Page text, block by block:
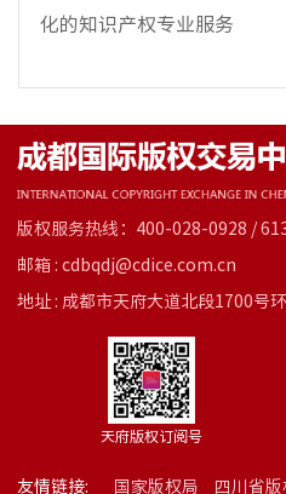
化的知识产权专业服务
版权服务热线：400-028-0928 /
邮箱 : cdbqdj@cdice.com.cn
地址 : 成都市天府大道北段1700号
天府版权订阅号
友情链接: 国家版权局 四川省